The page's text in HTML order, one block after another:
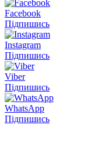
Facebook
Підпишись
Instagram
Підпишись
Viber
Підпишись
WhatsApp
Підпишись